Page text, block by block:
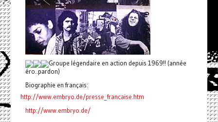
Groupe légendaire en action depuis 1969!! (année
éro..pardon)
Biographie en français:
http://www.embryo.de/presse_ francaise.htm
http://www.embryo.de/